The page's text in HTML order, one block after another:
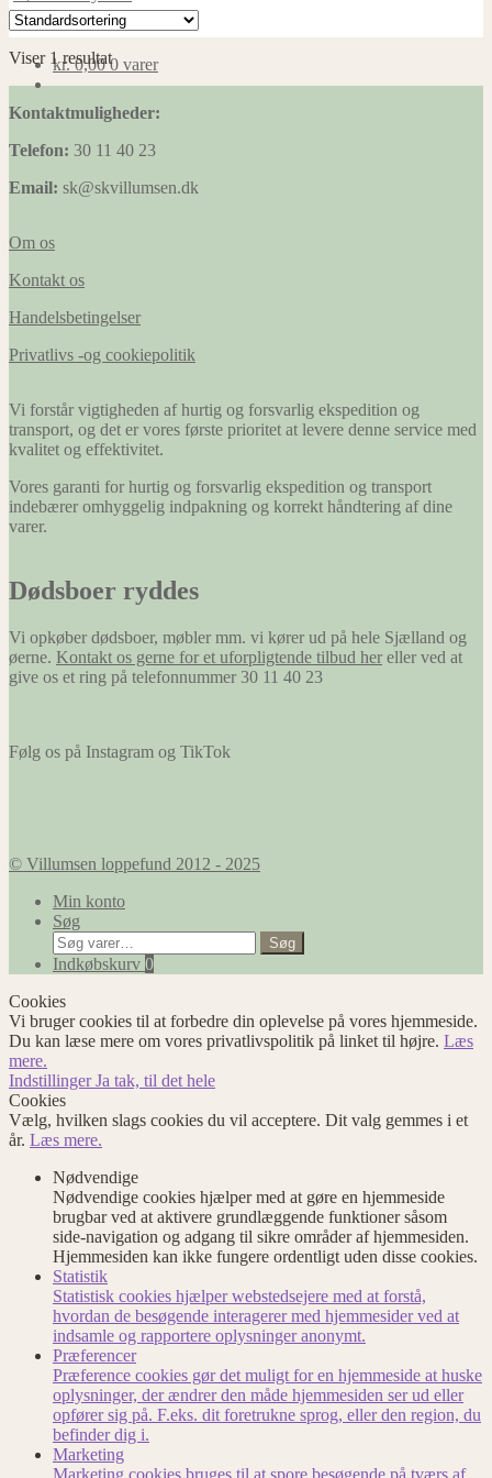
kr.0,00 0 varer
Viser 1 resultat
Kontaktmuligheder:
Telefon: 30 11 40 23
Email: sk@skvillumsen.dk
Om os
Kontakt os
Handelsbetingelser
Privatlivs -og cookiepolitik
Vi forstår vigtigheden af hurtig og forsvarlig ekspedition og
transport, og det er vores første prioritet at levere denne service med
kvalitet og effektivitet.
Vores garanti for hurtig og forsvarlig ekspedition og transport
indebærer omhyggelig indpakning og korrekt håndtering af dine
varer.
Dødsboer ryddes
Vi opkøber dødsboer, møbler mm. vi kører ud på hele Sjælland og
øerne. Kontakt os gerne for et uforpligtende tilbud her eller ved at
give os et ring på telefonnummer 30 11 40 23
Følg os på Instagram og TikTok
© Villumsen loppefund 2012 - 2025
Min konto
Søg
Søg
efter:
Søg
Indkøbskurv 0
Cookies
Vi bruger cookies til at forbedre din oplevelse på vores hjemmeside.
Du kan læse mere om vores privatlivspolitik på linket til højre. Læs
mere.
IndstillingerJa tak, til det hele
Cookies
Vælg, hvilken slags cookies du vil acceptere. Dit valg gemmes i et
år. Læs mere.
Nødvendige
Nødvendige cookies hjælper med at gøre en hjemmeside
brugbar ved at aktivere grundlæggende funktioner såsom
side-navigation og adgang til sikre områder af hjemmesiden.
Hjemmesiden kan ikke fungere ordentligt uden disse cookies.
Statistik
Statistisk cookies hjælper webstedsejere med at forstå,
hvordan de besøgende interagerer med hjemmesider ved at
indsamle og rapportere oplysninger anonymt.
Præferencer
Præference cookies gør det muligt for en hjemmeside at huske
oplysninger, der ændrer den måde hjemmesiden ser ud eller
opfører sig på. F.eks. dit foretrukne sprog, eller den region, du
befinder dig i.
Marketing
Marketing cookies bruges til at spore besøgende på tværs af